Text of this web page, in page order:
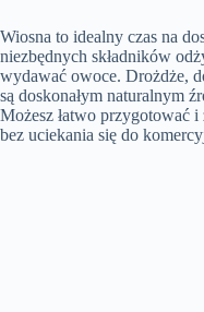
y
u
t
e
t
T
i
m
e
o
n
Wiosna to idealny czas na
niezbędnych składników
wydawać owoce. Drożdże,
są doskonałym naturalnym
Możesz łatwo przygotować
bez uciekania się do